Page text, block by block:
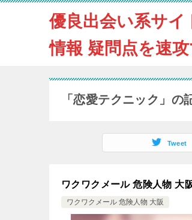
優良出会い系サ
情報 疑問点を速攻
「恋愛テクニック」の
Tweet
ワクワクメール 危険人物 大
ワクワクメール 危険人物 大阪